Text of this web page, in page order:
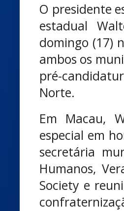
O presidente
estadual
domingo (17)
ambos os
pré-
Norte.
Em Macau,
especial em
secretária
Humanos,
Society e